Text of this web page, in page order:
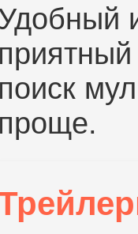
поиск
проще.